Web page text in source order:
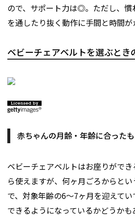
ので、サポート力は◎。ただし、慣
を通したり抜く動作に手間と時間が
ベビーチェアベルトを選ぶとき
赤ちゃんの月齢・年齢に合った
ベビーチェアベルトはお座りがで
ら使えますが、何ヶ月ごろからと
で、対象年齢の6～7ヶ月を迎えて
できるようになっているかどうか